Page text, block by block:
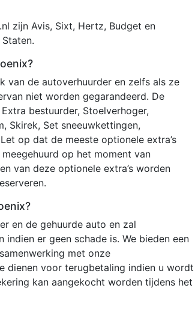
zijn Avis, Sixt, Hertz, Budget en
van de autoverhuurder en zelfs als ze
niet worden gegarandeerd. De
bestuurder, Stoelverhoger,
Skirek, Set sneeuwkettingen,
op dat de meeste optionele extra’s
op het moment van
van deze optionele extra’s worden
en de gehuurde auto en zal
er geen schade is. We bieden een
met onze
dienen voor terugbetaling indien u wordt
kan aangekocht worden tijdens het